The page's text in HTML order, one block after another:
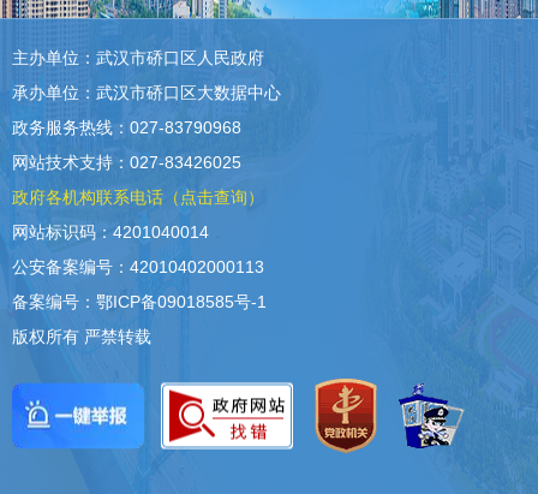
主办单位：武汉市硚口区人民政府
承办单位：武汉市硚口区大数据中心
政务服务热线：027-83790968
网站技术支持：027-83426025
政府各机构联系电话（点击查询）
网站标识码：4201040014
公安备案编号：42010402000113
备案编号：鄂ICP备09018585号-1
版权所有 严禁转载